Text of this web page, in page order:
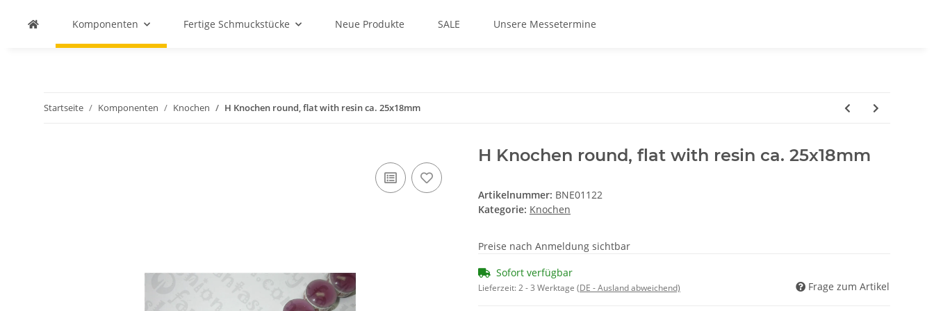
Komponenten Fertige Schmuckstücke Neue Produkte SALE Unsere Messetermine
Startseite Komponenten Knochen H Knochen round, flat with resin ca. 25x18mm
H Knochen round, flat with resin ca. 25x18mm
Artikelnummer: BNE01122
Kategorie: Knochen
Preise nach Anmeldung sichtbar
Sofort verfügbar
Lieferzeit:2 - 3 Werktage (DE - Ausland abweichend) Frage zum Artikel